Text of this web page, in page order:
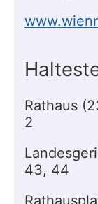
Rathaus
2
43, 44